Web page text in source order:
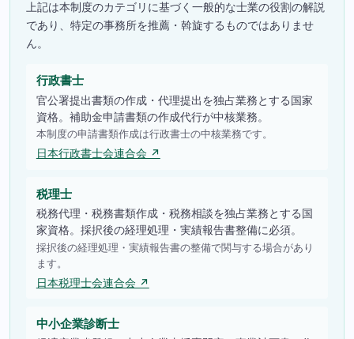
上記は本制度のカテゴリに基づく一般的な士業の役割の解説
であり、特定の事務所を推薦・斡旋するものではありませ
ん。
行政書士
官公署提出書類の作成・代理提出を独占業務とする国家
資格。補助金申請書類の作成代行が中核業務。
本制度の申請書類作成は行政書士の中核業務です。
日本行政書士会連合会 ↗
税理士
税務代理・税務書類作成・税務相談を独占業務とする国
家資格。採択後の経理処理・実績報告書整備に必須。
採択後の経理処理・実績報告書の整備で関与する場合があり
ます。
日本税理士会連合会 ↗
中小企業診断士